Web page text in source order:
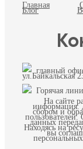
Главная
Блог
главный
ул.Байкальская
Горячая
На сайте
информация.
сбором и
пользователей.
данных
Находясь на
вы